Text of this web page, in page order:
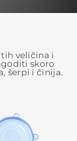
veličina i
skoro
šerpi i činija.